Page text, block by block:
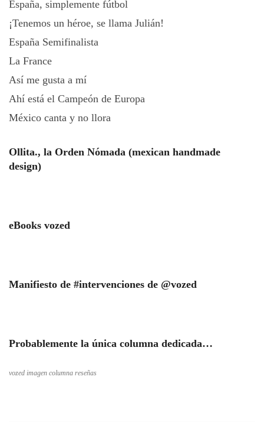
España, simplemente fútbol
¡Tenemos un héroe, se llama Julián!
España Semifinalista
La France
Así me gusta a mí
Ahí está el Campeón de Europa
México canta y no llora
Ollita., la Orden Nómada (mexican handmade
design)
eBooks vozed
Manifiesto de #intervenciones de @vozed
Probablemente la única columna dedicada…
vozed imagen columna reseñas